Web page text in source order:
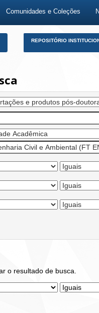
Comunidades e Coleções
REPOSITÓRIO
o resultado de busca.